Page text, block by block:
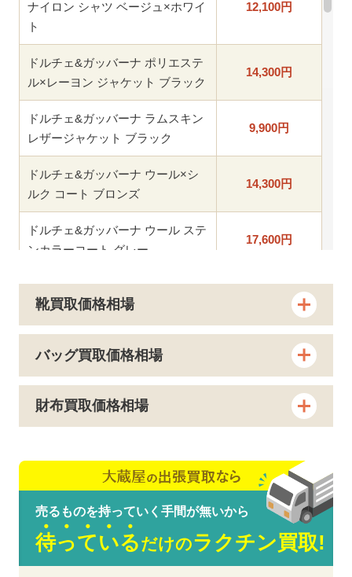
ナイロン シャツ ベージュ×ホワイ
ト
12,100円
ドルチェ&ガッバーナ ポリエステ
ル×レーヨン ジャケット ブラック
14,300円
ドルチェ&ガッバーナ ラムスキン
レザージャケット ブラック
9,900円
ドルチェ&ガッバーナ ウール×シ
ルク コート ブロンズ
14,300円
ドルチェ&ガッバーナ ウール ステ
ンカラーコート グレー
17,600円
ドルチェ&ガッバーナ シープスキ
ン レザージャケット ブラウン
ポリウレタン ダウンジャケット
ブラック
円
ドルチェ&ガッバーナ ツイード ワ
56,100円
ドルチェ&ガッバーナ コットン セ
ットアップ ブラック
46,200 円
ドルチェ&ガッバーナ G9MM7Z
裏ボア デニムジャケット
20,000円
靴買取価格相場
バッグ買取価格相場
財布買取価格相場
売るものを持っていく手間が無いから
待っているだけのラクチン買取!